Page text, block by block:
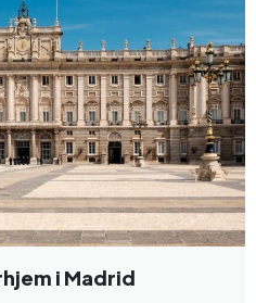
i Madrid